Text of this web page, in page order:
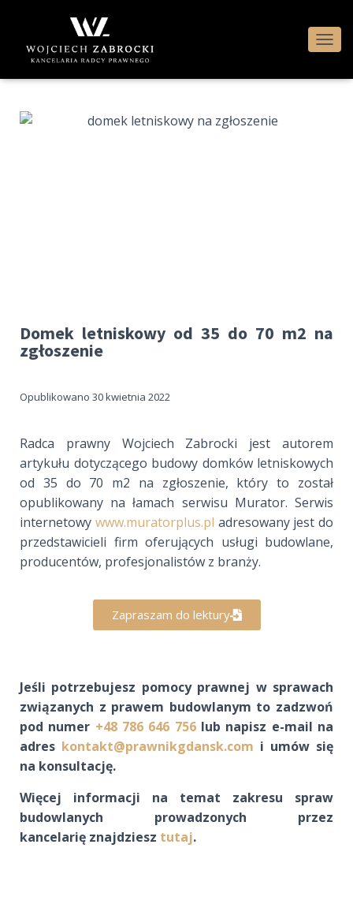
P
Z
Domek letniskowy od 35 do 70 m2 na
zgłoszenie
Opublikowano 30 kwietnia 2022
Radca prawny Wojciech Zabrocki jest autorem
artykułu dotyczącego budowy domków letniskowych
od 35 do 70 m2 na zgłoszenie, który to został
opublikowany na łamach serwisu Murator. Serwis
internetowy www.muratorplus.pl adresowany jest do
przedstawicieli firm oferujących usługi budowlane,
producentów, profesjonalistów z branży.
Zapraszam do lektury
Jeśli potrzebujesz pomocy prawnej w sprawach
związanych z prawem budowlanym to zadzwoń
pod numer +48 786 646 756lub napisz e-mail na
adres kontakt@prawnikgdansk.com i umów się
na konsultację.
Więcej informacji na temat zakresu spraw
budowlanych prowadzonych przez
kancelarię znajdziesz tutaj.